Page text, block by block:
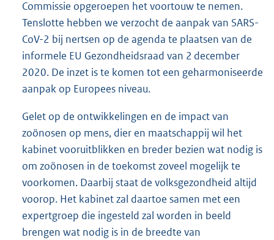
Commissie opgeroepen het voortouw te nemen.
Tenslotte hebben we verzocht de aanpak van SARS-
CoV-2 bij nertsen op de agenda te plaatsen van de
informele EU Gezondheidsraad van 2 december
2020. De inzet is te komen tot een geharmoniseerde
aanpak op Europees niveau.
Gelet op de ontwikkelingen en de impact van
zoönosen op mens, dier en maatschappij wil het
kabinet vooruitblikken en breder bezien wat nodig is
om zoönosen in de toekomst zoveel mogelijk te
voorkomen. Daarbij staat de volksgezondheid altijd
voorop. Het kabinet zal daartoe samen met een
expertgroep die ingesteld zal worden in beeld
brengen wat nodig is in de breedte van